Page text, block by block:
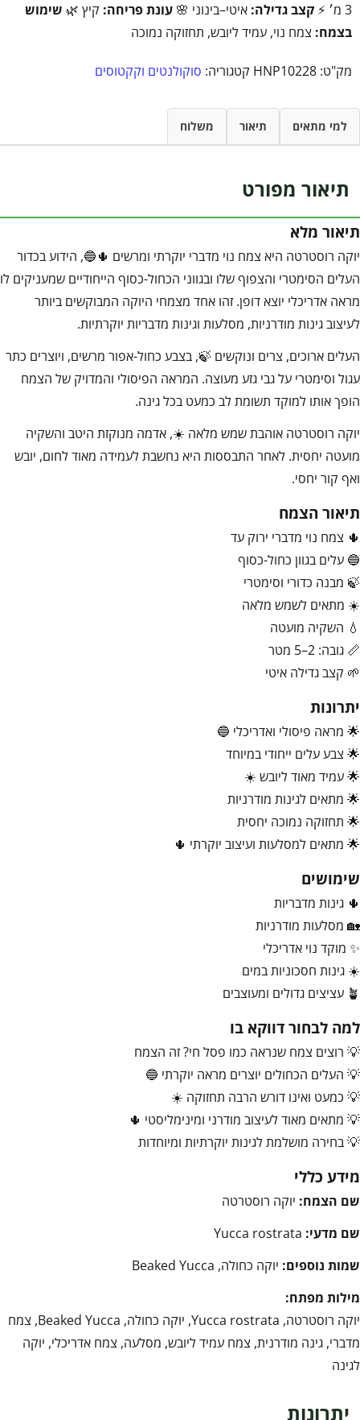
3 מ׳ ⚡
קצב גדילה: איטי–בינוני 🌸 עונת פריחה: קיץ 🌿 שימוש
בצמח: צמח נוי, עמיד ליובש, תחזוקה נמוכה
מק"ט: HNP10228 קטגוריה: סוקולנטים וקקטוסים
למי מתאים תיאור משלוח
תיאור מפורט
תיאור מלא
יוקה רוסטרטה היא צמח נוי מדברי יוקרתי ומרשים 🌵🔵, הידוע בכדור
העלים הסימטרי והצפוף שלו ובגווני הכחול-כסוף הייחודיים שמעניקים לו
מראה אדריכלי יוצא דופן. זהו אחד מצמחי היוקה המבוקשים ביותר
לעיצוב גינות מודרניות, מסלעות וגינות מדבריות יוקרתיות.
העלים ארוכים, צרים ונוקשים 🍃, בצבע כחול-אפור מרשים, ויוצרים כתר
עגול וסימטרי על גבי גזע מעוצה. המראה הפיסולי והמדויק של הצמח
הופך אותו למוקד תשומת לב כמעט בכל גינה.
יוקה רוסטרטה אוהבת שמש מלאה ☀️, אדמה מנוקזת היטב והשקיה
מועטה יחסית. לאחר התבססות היא נחשבת לעמידה מאוד לחום, יובש
ואף קור יחסי.
תיאור הצמח
🌵 צמח נוי מדברי ירוק עד
🔵 עלים בגוון כחול-כסוף
🍃 מבנה כדורי וסימטרי
☀️ מתאים לשמש מלאה
💧 השקיה מועטה
📏 גובה: 2–5 מטר
🌱 קצב גדילה איטי
יתרונות
🌟 מראה פיסולי ואדריכלי 🔵
🌟 צבע עלים ייחודי במיוחד
🌟 עמיד מאוד ליובש ☀️
🌟 מתאים לגינות מודרניות
🌟 תחזוקה נמוכה יחסית
🌟 מתאים למסלעות ועיצוב יוקרתי 🌵
שימושים
🌵 גינות מדבריות
🏡 מסלעות מודרניות
✨ מוקד נוי אדריכלי
☀️ גינות חסכוניות במים
🪴 עציצים גדולים ומעוצבים
למה לבחור דווקא בו
💡 רוצים צמח שנראה כמו פסל חי? זה הצמח
💡 העלים הכחולים יוצרים מראה יוקרתי 🔵
💡 כמעט ואינו דורש הרבה תחזוקה ☀️
💡 מתאים מאוד לעיצוב מודרני ומינימליסטי 🌵
💡 בחירה מושלמת לגינות יוקרתיות ומיוחדות
מידע כללי
שם הצמח: יוקה רוסטרטה
שם מדעי:
שמות נוספים: יוקה כחולה, Beaked Yucca
מילות מפתח:
יוקה רוסטרטה, Yucca rostrata, יוקה כחולה, Beaked Yucca, צמח
מדברי, גינה מודרנית, צמח עמיד ליובש, מסלעה, צמח אדריכלי, יוקה
לגינה
יתרונות